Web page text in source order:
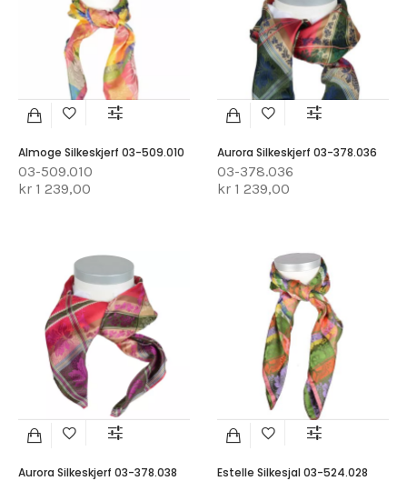
Almoge Silkeskjerf 03-509.010
03-509.010
kr 1 239,00
Aurora Silkeskjerf 03-378.036
03-378.036
kr 1 239,00
Aurora Silkeskjerf 03-378.038 Estelle Silkesjal 03-524.028